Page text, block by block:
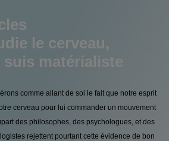
le cerveau,
matérialiste
comme allant de soi le fait que notre esprit
cerveau pour lui commander un mouvement
des philosophes, des psychologues, et des
rejettent pourtant cette évidence de bon